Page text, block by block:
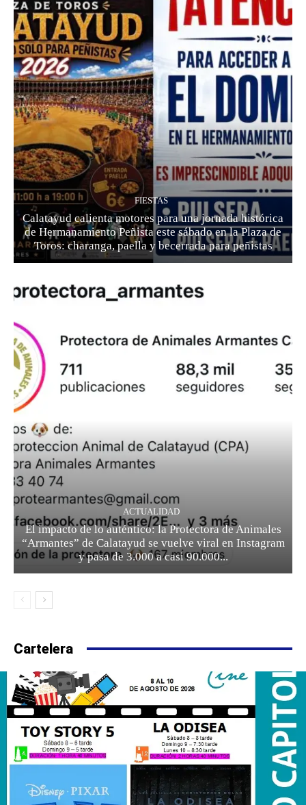
FIESTAS
Calatayud calienta motores para una jornada histórica
de Hermanamiento Peñista este sábado en la Plaza de
Toros: charanga, paella y becerrada para peñistas
ACTUALIDAD
El impacto de lo auténtico: la Protectora de Animales
“Armantes” de Calatayud se vuelve viral en Instagram
y pasa de 3.000 a casi 90.000...
Cartelera